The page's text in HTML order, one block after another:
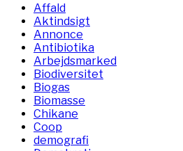
Affald
Aktindsigt
Annonce
Antibiotika
Arbejdsmarked
Biodiversitet
Biogas
Biomasse
Chikane
Coop
demografi